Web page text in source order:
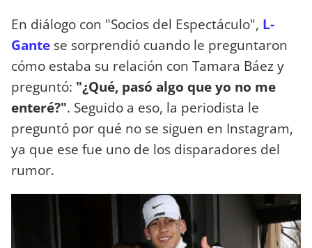
En diálogo con "Socios del Espectáculo", L-
Gante se sorprendió cuando le preguntaron
cómo estaba su relación con Tamara Báez y
preguntó: "¿Qué, pasó algo que yo no me
enteré?". Seguido a eso, la periodista le
preguntó por qué no se siguen en Instagram,
ya que ese fue uno de los disparadores del
rumor.